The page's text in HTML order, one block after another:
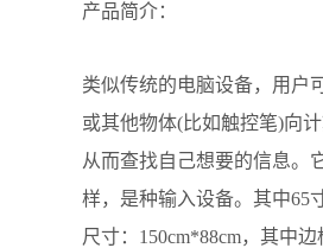
产品简介：
类似传统的电脑设备，用户
或其他物体(比如触控笔)向
从而查找自己想要的信息。
样，是种输入设备。其中65
尺寸：150cm*88cm，其中边